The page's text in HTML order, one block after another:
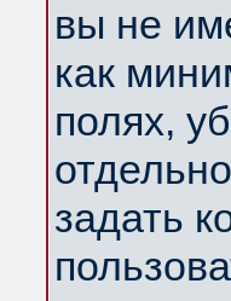
вы не
как
полях,
задать